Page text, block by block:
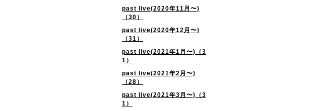
past live(2020年11月〜)
（30）
past live(2020年12月〜)
（31）
past live(2021年1月〜)（3
1）
past live(2021年2月〜)
（28）
past live(2021年3月〜)（3
1）